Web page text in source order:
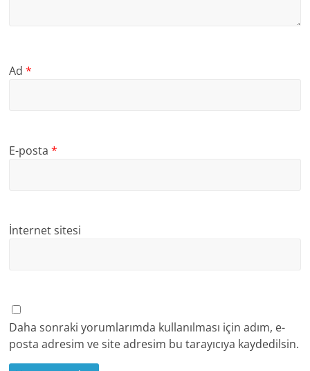
Ad*
E-posta*
İnternet sitesi
Daha sonraki yorumlarımda kullanılması için adım, e-
posta adresim ve site adresim bu tarayıcıya kaydedilsin.